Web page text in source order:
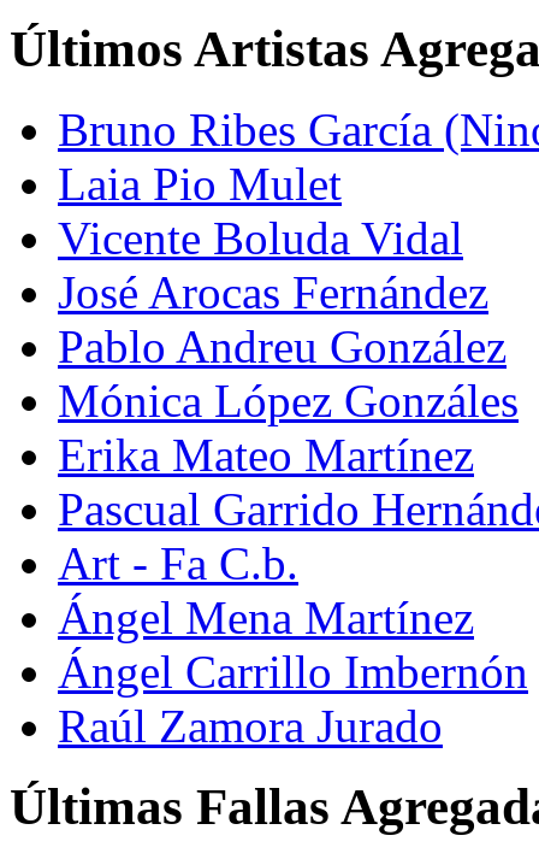
Últimos Artistas
Bruno Ribes García
Laia Pio Mulet
Vicente Boluda Vidal
José Arocas Fernández
Pablo Andreu González
Mónica López Gonzáles
Erika Mateo Martínez
Pascual Garrido
Art - Fa C.b.
Ángel Mena Martínez
Ángel Carrillo Imbernón
Raúl Zamora Jurado
Últimas Fallas